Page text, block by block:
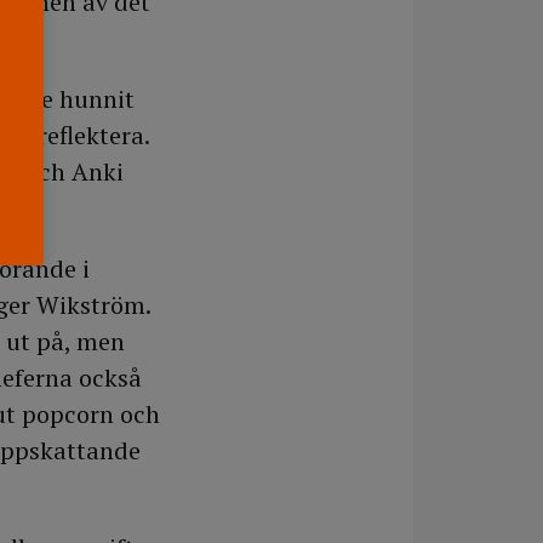
inte hunnit
reflektera.
och Anki
i
Wikström.
på, men
också
popcorn och